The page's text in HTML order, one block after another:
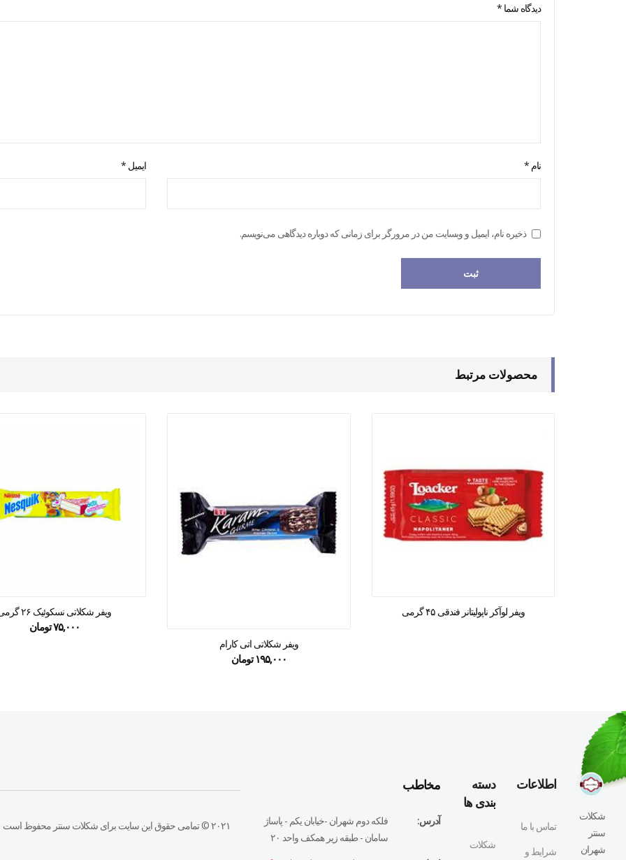
دیدگاه شما *
نام * ایمیل *
ذخیره نام، ایمیل و وبسایت من در مرورگر برای زمانی که دوباره دیدگاهی می‌نویسم.
محصولات مرتبط
ویفر لوآکر ناپولیتانر فندقی ۴۵ گرمی
ویفر شکلاتی اتی کارام
۱۹۵,۰۰۰ تومان
ویفر شکلاتی نسکوئیک ۲۶ گرمی
۷۵,۰۰۰تومان
شکلات
سنتر
شهران
اطلاعات
تماس با ما
شرایط و
دسته
بندی ها
شکلات
مخاطب
آدرس:
فلكه دوم شهران -خيابان يكم - پاساژ
سامان - طبقه زير همكف واحد ٢٠
۲۰۲۱ © تمامی حقوق این سایت برای شکلات سنتر محفوظ است